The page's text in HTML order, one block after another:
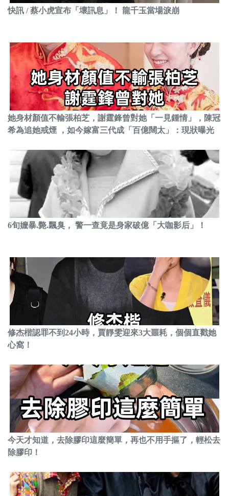
快訊 / 蔡小虎宣布「壞訊息」！ 龍千玉當場淚崩
她身材顏值不輸張柏芝，謝霆鋒曾對她「一見鍾情」，陳冠
希為追她戒煙 ，如今嫁富三代成「百億闊太」：現狀曝光
6旬嬤暴.斃.飄臭， 警一查竟是身家破億「大咖影后」！
修杰楷認罪不到24小時，賈靜雯迎來3大噩耗，個個直戳她
心窩！
今天才知道，去除膠印這麼簡單，再也不用手摳了，輕松去
除膠印！